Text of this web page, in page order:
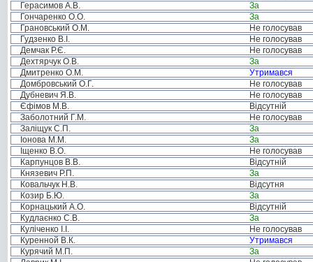
Герасимов А.В.
За
Гончаренко О.О.
За
Грановський О.М.
Не голосував
Гудзенко В.І.
Не голосував
Демчак Р.Є.
Не голосував
Дехтярчук О.В.
За
Дмитренко О.М.
Утримався
Домбровський О.Г.
Не голосував
Дубневич Я.В.
Не голосував
Єфімов М.В.
Відсутній
Заболотний Г.М.
Не голосував
Заліщук С.П.
За
Іонова М.М.
За
Іщенко В.О.
Не голосував
Карпунцов В.В.
Відсутній
Князевич Р.П.
За
Ковальчук Н.В.
Відсутня
Козир Б.Ю.
За
Корнацький А.О.
Відсутній
Кудлаєнко С.В.
За
Куліченко І.І.
Не голосував
Куренной В.К.
Утримався
Курячий М.П.
За